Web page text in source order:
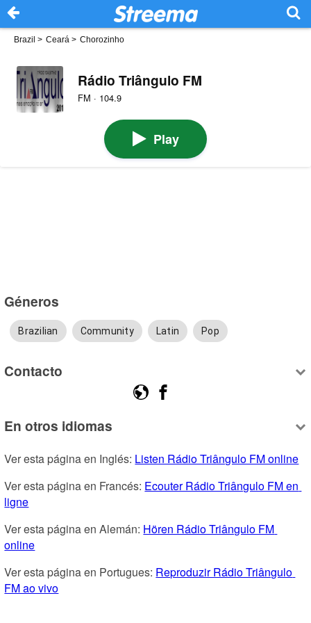
Brazil > Ceará > Chorozinho
Rádio Triângulo FM
FM · 104.9
Play
Géneros
Brazilian Community Latin Pop
Contacto
En otros idiomas
Ver esta página en Inglés: Listen Rádio Triângulo FM online
Ver esta página en Francés: Ecouter Rádio Triângulo FM en
ligne
Ver esta página en Alemán: Hören Rádio Triângulo FM
online
Ver esta página en Portugues: Reproduzir Rádio Triângulo
FM ao vivo